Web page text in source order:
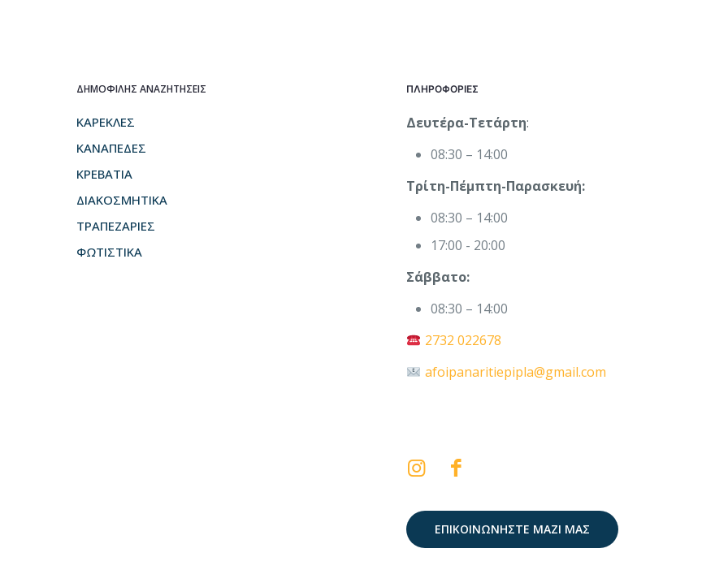
ΔΗΜΟΦΙΛΗΣ ΑΝΑΖΗΤΗΣΕΙΣ
ΚΑΡΕΚΛΕΣ
ΚΑΝΑΠΕΔΕΣ
ΚΡΕΒΑΤΙΑ
ΔΙΑΚΟΣΜΗΤΙΚΑ
ΤΡΑΠΕΖΑΡΙΕΣ
ΦΩΤΙΣΤΙΚΑ
ΠΛΗΡΟΦΟΡΙΕΣ
Δευτέρα-Τετάρτη:
08:30 – 14:00
Τρίτη-Πέμπτη-Παρασκευή:
08:30 – 14:00
17:00 - 20:00
Σάββατο:
08:30 – 14:00
2732 022678
afoipanaritiepipla@gmail.com
ΕΠΙΚΟΙΝΩΝΗΣΤΕ ΜΑΖΙ ΜΑΣ